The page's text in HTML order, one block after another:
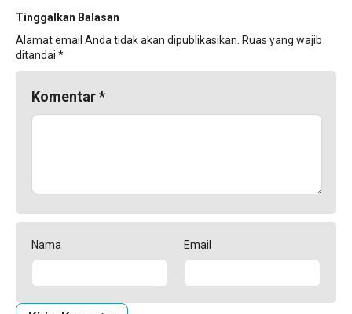
Tinggalkan Balasan
Alamat email Anda tidak akan dipublikasikan. Ruas yang wajib
ditandai *
Komentar*
Nama Email